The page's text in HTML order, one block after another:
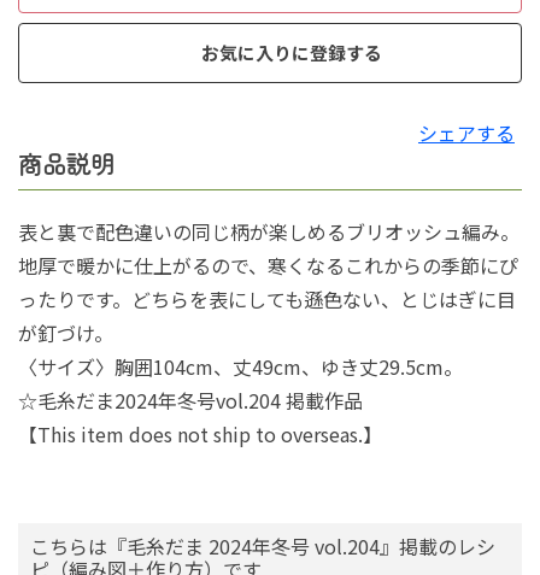
お気に入りに登録する
シェアする
商品説明
表と裏で配色違いの同じ柄が楽しめるブリオッシュ編み。
地厚で暖かに仕上がるので、寒くなるこれからの季節にぴ
ったりです。どちらを表にしても遜色ない、とじはぎに目
が釘づけ。
〈サイズ〉胸囲104cm、丈49cm、ゆき丈29.5cm。
☆毛糸だま2024年冬号vol.204 掲載作品
【This item does not ship to overseas.】
こちらは『毛糸だま 2024年冬号 vol.204』掲載のレシ